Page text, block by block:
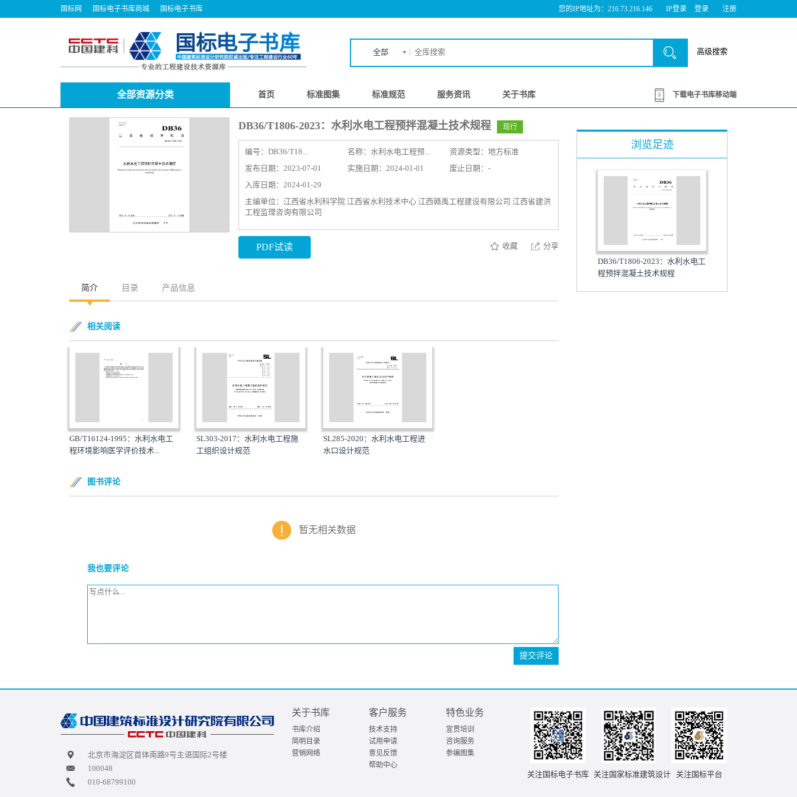
国标网 国标电子书库商城 国标电子书库 您的IP地址为：216.73.216.146 IP登录 登录 注册
全部 高级搜索
全部资源分类 首页 标准图集 标准规范 服务资讯 关于书库 下载电子书库移动端
DB36/T1806-2023：水利水电工程预拌混凝土技术规程 现行
编号： DB36/T18... 名称： 水利水电工程预...
资源类型：地方标准
发布日期：2023-07-01
实施日期：2024-01-01
废止日期：-
入库日期：2024-01-29
主编单位：江西省水利科学院 江西省水利技术中心 江西赣禹工程建设有限公司 江西省建洪
工程监理咨询有限公司
PDF试读 收藏 分享
简介 目录 产品信息
相关阅读
GB/T16124-1995：水利水电工
程环境影响医学评价技术...
SL303-2017：水利水电工程施
工组织设计规范
SL285-2020：水利水电工程进
水口设计规范
图书评论
暂无相关数据
我也要评论
提交评论
浏览足迹
DB36/T1806-2023：水利水电工
程预拌混凝土技术规程
北京市海淀区首体南路9号主语国际2号楼
100048
010-68799100
关于书库
书库介绍
简明目录
营销网络
客户服务
技术支持
试用申请
意见反馈
帮助中心
特色业务
宣贯培训
咨询服务
参编图集
关注国标电子书库 关注国家标准建筑设计 关注国标平台